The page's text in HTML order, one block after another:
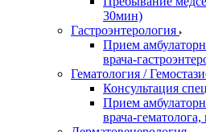
30мин)
Гастроэнтерология
Прием
врача-
Гематология /
Консультация
Прием
врача-